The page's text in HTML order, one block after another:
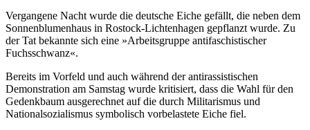
Vergangene Nacht wurde die deutsche Eiche gefällt, die neben dem
Sonnenblumenhaus in Rostock-Lichtenhagen gepflanzt wurde. Zu
der Tat bekannte sich eine »Arbeitsgruppe antifaschistischer
Fuchsschwanz«.
Bereits im Vorfeld und auch während der antirassistischen
Demonstration am Samstag wurde kritisiert, dass die Wahl für den
Gedenkbaum ausgerechnet auf die durch Militarismus und
Nationalsozialismus symbolisch vorbelastete Eiche fiel.